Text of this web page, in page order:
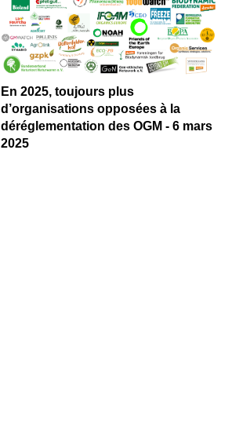
En 2025, toujours plus
d’organisations opposées à la
déréglementation des OGM - 6 mars
2025